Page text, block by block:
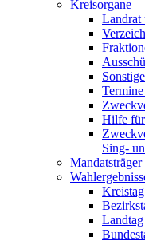
Kreisorgane
Landrat
Hilfe für
Sing-
Mandatsträger
Landtag